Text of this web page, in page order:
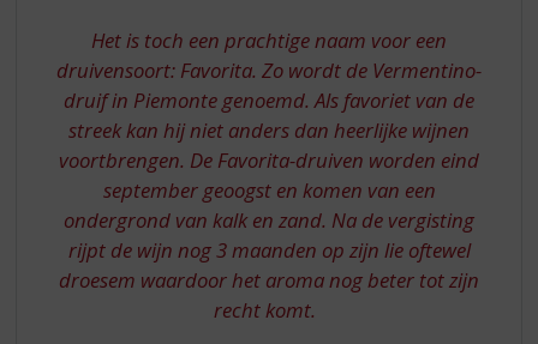
Het is toch een prachtige naam voor een
druivensoort: Favorita. Zo wordt de Vermentino-
druif in Piemonte genoemd. Als favoriet van de
streek kan hij niet anders dan heerlijke wijnen
voortbrengen. De Favorita-druiven worden eind
september geoogst en komen van een
ondergrond van kalk en zand. Na de vergisting
rijpt de wijn nog 3 maanden op zijn lie oftewel
droesem waardoor het aroma nog beter tot zijn
recht komt.